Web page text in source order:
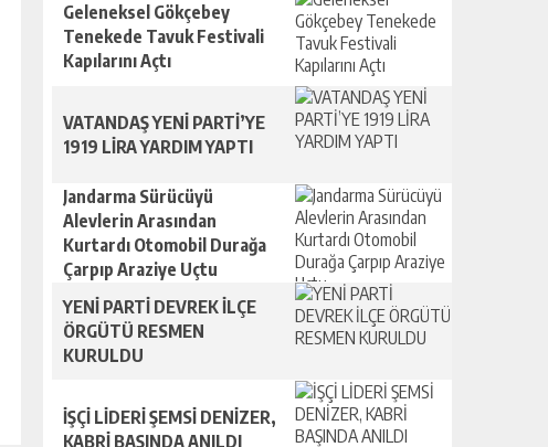
Geleneksel Gökçebey
Tenekede Tavuk Festivali
Kapılarını Açtı
VATANDAŞ YENİ PARTİ’YE
1919 LİRA YARDIM YAPTI
Jandarma Sürücüyü
Alevlerin Arasından
Kurtardı Otomobil Durağa
Çarpıp Araziye Uçtu
YENİ PARTİ DEVREK İLÇE
ÖRGÜTÜ RESMEN
KURULDU
İŞÇİ LİDERİ ŞEMSİ DENİZER,
KABRİ BAŞINDA ANILDI